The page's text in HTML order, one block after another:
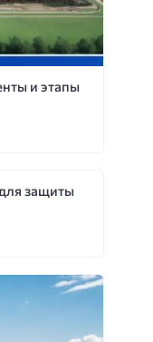
и этапы
защиты